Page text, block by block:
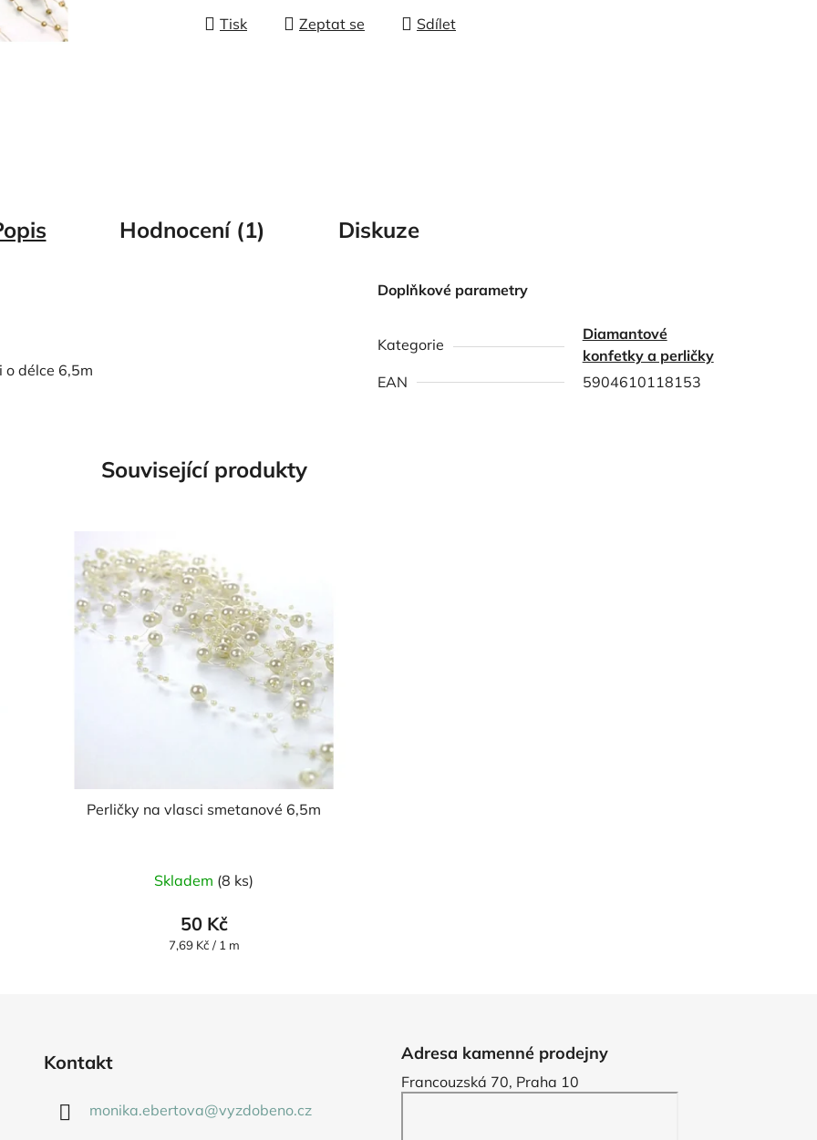
Tisk Zeptat se Sdílet
Hodnocení (1) Diskuze
délce 6,5m
Doplňkové parametry
Kategorie
Diamantové
konfetky a perličky
EAN
5904610118153
Související produkty
Perličky na vlasci smetanové 6,5m
hodnocení
produktu
je
Skladem (8 ks)
50 Kč
Měrná
7,69 Kč / 1 m
Kontakt
monika.ebertova@vyzdobeno.cz
Adresa kamenné prodejny
Francouzská 70, Praha 10